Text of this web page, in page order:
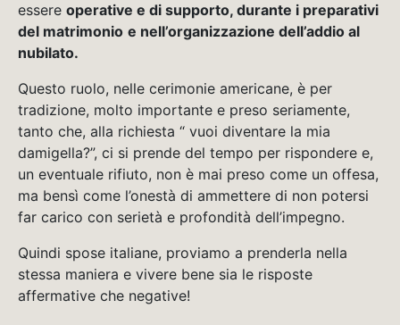
essere operative e di supporto, durante i preparativi
del matrimonio e nell’organizzazione dell’addio al
nubilato.
Questo ruolo, nelle cerimonie americane, è per
tradizione, molto importante e preso seriamente,
tanto che, alla richiesta “ vuoi diventare la mia
damigella?”, ci si prende del tempo per rispondere e,
un eventuale rifiuto, non è mai preso come un offesa,
ma bensì come l’onestà di ammettere di non potersi
far carico con serietà e profondità dell’impegno.
Quindi spose italiane, proviamo a prenderla nella
stessa maniera e vivere bene sia le risposte
affermative che negative!